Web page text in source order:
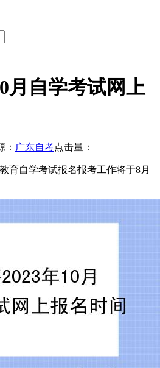
月自学考试网上
： 广东自考点击量：
自学考试报名报考工作将于8月